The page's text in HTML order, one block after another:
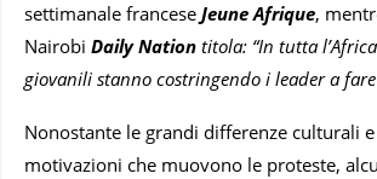
settimanale francese Jeune Afrique,
Nairobi Daily Nation titola: “In tutta
giovanili stanno costringendo i leader a
Nonostante le grandi differenze culturali
motivazioni che muovono le proteste,